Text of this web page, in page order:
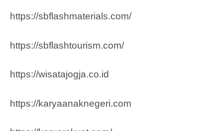
https://sbflashmaterials.com/
https://sbflashtourism.com/
https://wisatajogja.co.id
https://karyaanaknegeri.com